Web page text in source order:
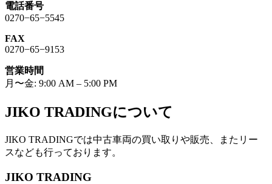
電話番号
0270−65−5545
FAX
0270−65−9153
営業時間
月〜金: 9:00 AM – 5:00 PM
JIKO TRADINGについて
JIKO TRADINGでは中古車両の買い取りや販売、またリー
スなども行っております。
JIKO TRADING